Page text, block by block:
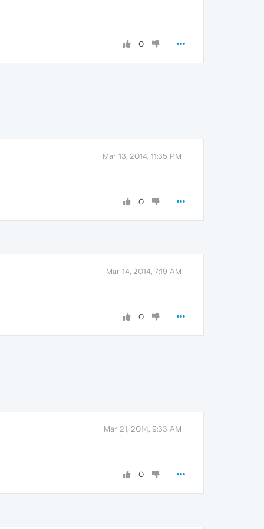
0
Mar 13, 2014, 11:35 PM
0
Mar 14, 2014, 7:19 AM
0
Mar 21, 2014, 9:33 AM
0